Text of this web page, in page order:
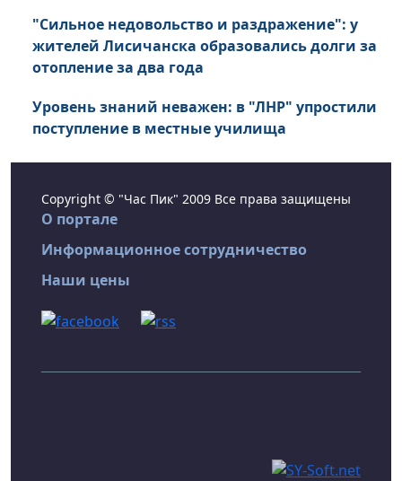
"Сильное недовольство и раздражение": у
жителей Лисичанска образовались долги за
отопление за два года
Уровень знаний неважен: в "ЛНР" упростили
поступление в местные училища
Copyright © "Час Пик" 2009 Все права защищены
О портале
Информационное сотрудничество
Наши цены